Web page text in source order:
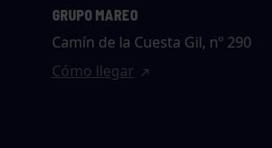
GRUPO MAREO
Camín de la Cuesta Gil, nº 290
Cómo llegar